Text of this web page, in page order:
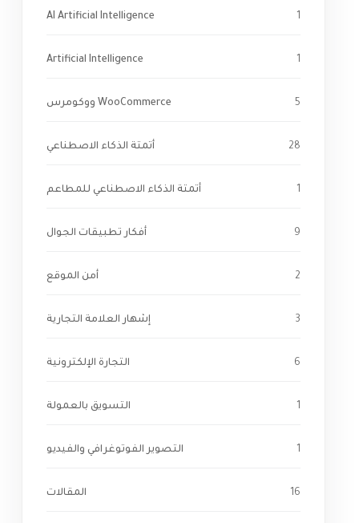
AI Artificial Intelligence 1
Artificial Intelligence 1
WooCommerce ووكومرس 5
أتمتة الذكاء الاصطناعي 28
أتمتة الذكاء الاصطناعي للمطاعم 1
أفكار تطبيقات الجوال 9
أمن الموقع 2
إشهار العلامة التجارية 3
التجارة الإلكترونية 6
التسويق بالعمولة 1
التصوير الفوتوغرافي والفيديو 1
المقالات 16